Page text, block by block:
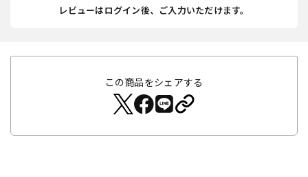
レビューはログイン後、ご入力いただけます。
この商品をシェアする